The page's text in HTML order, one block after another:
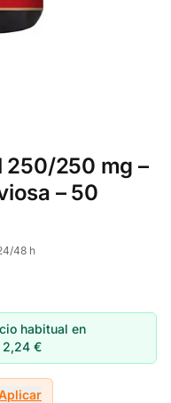
250/250 mg –
– 50
48 h
habitual en
2,24 €